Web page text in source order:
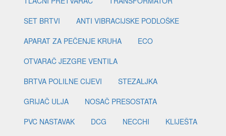
SET BRTVI
ANTI VIBRACIJSKE PODLOŠKE
APARAT ZA PEČENJE KRUHA
ECO
OTVARAČ JEZGRE VENTILA
BRTVA POLILNE CIJEVI
STEZALJKA
GRIJAČ ULJA
NOSAČ PRESOSTATA
PVC NASTAVAK
DCG NECCHI
KLIJEŠTA